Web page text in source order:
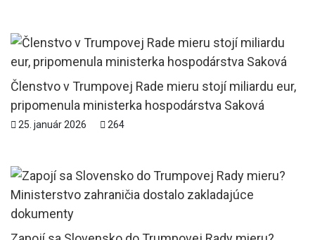
Členstvo v Trumpovej Rade mieru stojí miliardu eur,
pripomenula ministerka hospodárstva Saková
25. január 2026 264